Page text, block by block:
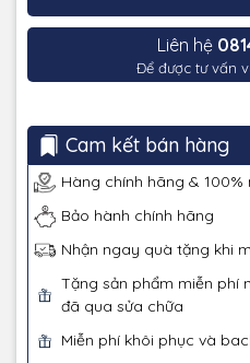
Liên hệ
Để được tư vấn
Cam kết bán hàng
Hàng chính hãng & 100%
Bảo hành chính hãng
Nhận ngay quà tặng khi
Tặng sản phẩm miễn phí
đã qua sửa chữa
Miễn phí khôi phục và